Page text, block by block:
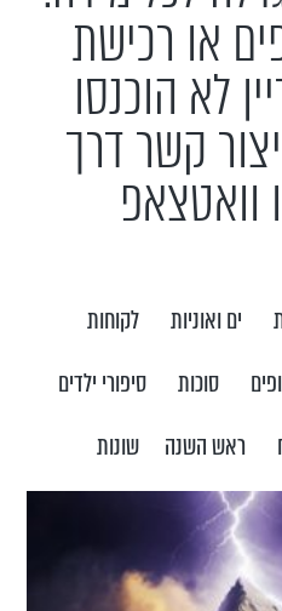
או רכישת
לא הוכנסו
קשר דרך
וואטצאפ
ים ואוניות
לקוחות
סוכות
סיפורי ילדים
ראש השנה שונות